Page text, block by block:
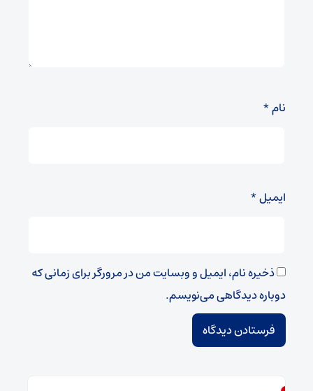
نام*
ایمیل*
ذخیره نام، ایمیل و وبسایت من در مرورگر برای زمانی که
دوباره دیدگاهی می‌نویسم.